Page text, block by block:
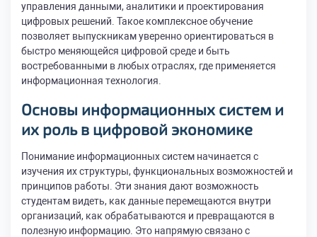
управления данными, аналитики и проектирования
цифровых решений. Такое комплексное обучение
позволяет выпускникам уверенно ориентироваться в
быстро меняющейся цифровой среде и быть
востребованными в любых отраслях, где применяется
информационная технология.
Основы информационных систем и
их роль в цифровой экономике
Понимание информационных систем начинается с
изучения их структуры, функциональных возможностей и
принципов работы. Эти знания дают возможность
студентам видеть, как данные перемещаются внутри
организаций, как обрабатываются и превращаются в
полезную информацию. Это напрямую связано с